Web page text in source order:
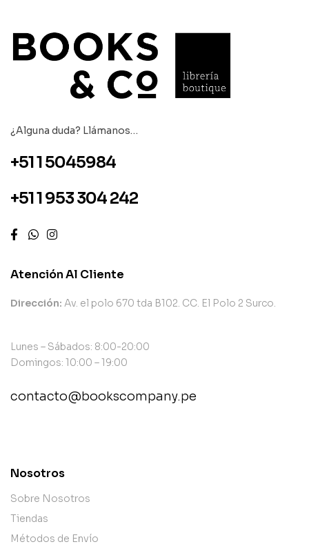
¿Alguna duda? Llámanos…
+51 1 5045984
+51 1 953 304 242
Atención Al Cliente
Dirección: Av. el polo 670 tda B102. CC. El Polo 2 Surco.
Lunes – Sábados: 8:00-20:00
Domingos: 10:00 – 19:00
contacto@bookscompany.pe
Nosotros
Sobre Nosotros
Tiendas
Métodos de Envío